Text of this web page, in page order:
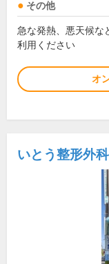
その他
急な発熱、悪天候な
利用ください
オ
いとう整形外